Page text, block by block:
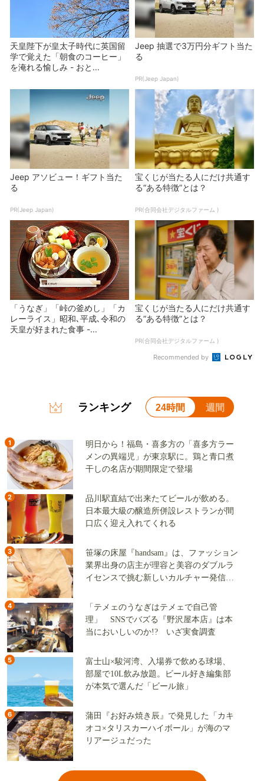
天皇陛下が皇太子時代に英国留
学で覚えた「朝食のコーヒー」
を淹れる愉しみ - おと...
Jeep 抽選で3万円分ギフト当た
る
PR(Jeep Japan)
Jeep アソビュー！ギフト当た
る
PR(Jeep Japan)
宝くじが当たる人にだけ共通す
る“ある特徴”とは？
PR(合同会社デジタルファーム )
「うなぎ」「峠の釜めし」「カ
レーライス」昭和､平成､令和の
天皇が好まれた食事 -...
宝くじが当たる人にだけ共通す
る“ある特徴”とは？
PR(合同会社デジタルファーム )
Recommended by
ランキング 24時間 週間
1
明日から！福島・喜多方の「喜多方ラー
メンの異端児」が東京駅に。鶏と青口煮
干しの名店が期間限定で登場
2
品川駅直結で出来たてビールが飲める。
日本最大級の醸造所併設レストランが間
口広く迎え入れてくれる
3
笹塚の床屋『handsam』は、ファッション
業界出身の店主が理容と美容のダブルラ
イセンスで挑む新しいカルチャー発信基
4
「テメェのうなぎはテメェで自己管
理」 SNSでバズる『野沢屋本店』は本
当においしいのか!? いざ実食調査
5
富士山×駿河湾、入場券で飲める球場、
部屋で10L飲み放題。ビール好き編集部
が本気で選んだ「ビール旅」
6
蒲田『お好み焼き辰』で発見した「カキ
オコ×タリスカーハイボール」が海のマ
リアージュだった